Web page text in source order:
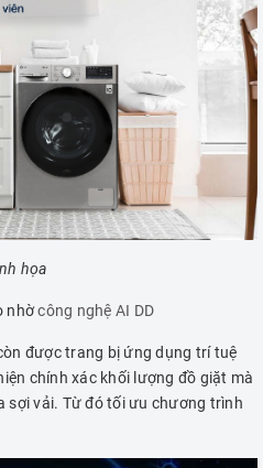
họa
nhờcông nghệ AI DD
được trang bị ứng dụng trí tuệ
chính xác khối lượng đồ giặt mà
sợi vải. Từ đó tối ưu chương trình